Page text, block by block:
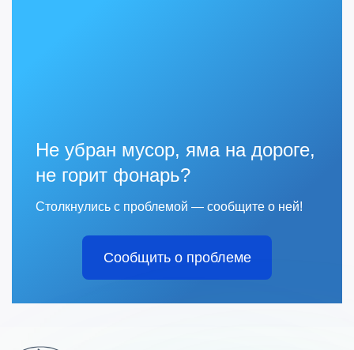
Не убран мусор, яма на дороге,
не горит фонарь?
Столкнулись с проблемой — сообщите о ней!
Сообщить о проблеме